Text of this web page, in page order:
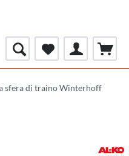
sfera di traino Winterhoff